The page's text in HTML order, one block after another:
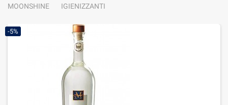
MOONSHINE
IGIENIZZANTI
-5%